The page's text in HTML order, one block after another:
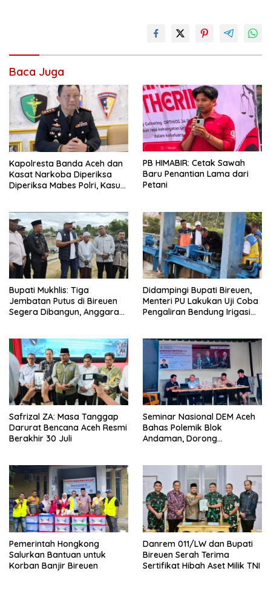
Baca Juga
Kapolresta Banda Aceh dan
Kasat Narkoba Diperiksa
Diperiksa Mabes Polri, Kasus
PB HIMABIR: Cetak Sawah
Baru Penantian Lama dari
Petani
Bupati Mukhlis: Tiga
Jembatan Putus di Bireuen
Segera Dibangun, Anggaran
Didampingi Bupati Bireuen,
Menteri PU Lakukan Uji Coba
Pengaliran Bendung Irigasi
Safrizal ZA: Masa Tanggap
Darurat Bencana Aceh Resmi
Berakhir 30 Juli
Seminar Nasional DEM Aceh
Bahas Polemik Blok
Andaman, Dorong
Pemerintah Hongkong
Salurkan Bantuan untuk
Korban Banjir Bireuen
Danrem 011/LW dan Bupati
Bireuen Serah Terima
Sertifikat Hibah Aset Milik TNI